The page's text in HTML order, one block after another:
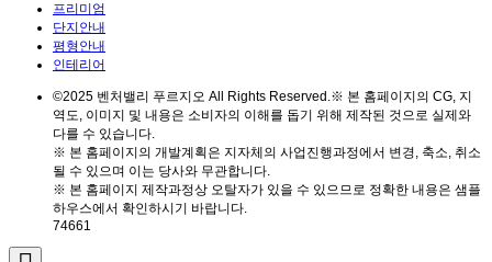
프리미엄
단지안내
평형안내
인테리어
©2025 벤처밸리 푸르지오 All Rights Reserved.※ 본 홈페이지의 CG, 지
역도, 이미지 및 내용은 소비자의 이해를 돕기 위해 제작된 것으로 실제와
다를 수 있습니다.
※ 본 홈페이지의 개발계획은 지자체의 사업진행과정에서 변경, 축소, 취소
될 수 있으며 이는 당사와 무관합니다.
※ 본 홈페이지 제작과정상 오탈자가 있을 수 있으므로 정확한 내용은 샘플
하우스에서 확인하시기 바랍니다.
74661